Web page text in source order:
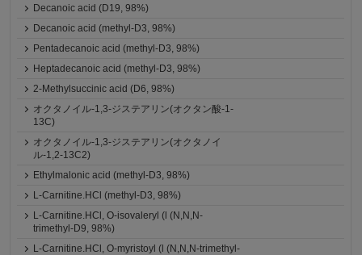
Decanoic acid (D19, 98%)
Decanoic acid (methyl-D3, 98%)
Pentadecanoic acid (methyl-D3, 98%)
Heptadecanoic acid (methyl-D3, 98%)
2-Methylsuccinic acid (D6, 98%)
オクタノイル-1,3-ジステアリン(オクタン酸-1-
13C)
オクタノイル-1,3-ジステアリン(オクタノイ
ル-1,2-13C2)
Ethylmalonic acid (methyl-D3, 98%)
L-Carnitine.HCl (methyl-D3, 98%)
L-Carnitine.HCl, O-isovaleryl (l (N,N,N-
trimethyl-D9, 98%)
L-Carnitine.HCl, O-myristoyl (l (N,N,N-trimethyl-